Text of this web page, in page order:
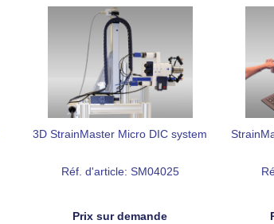
3D StrainMaster Micro DIC system
Réf. d'article: SM04025
Prix sur demande